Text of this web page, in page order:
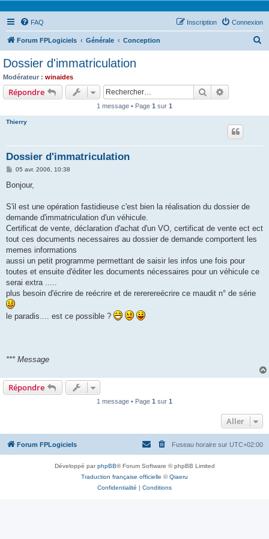
FAQ Connexion
Inscription
Forum FPLogiciels Générale Conception
Dossier d'immatriculation
Modérateur : winaides
Répondre Rechercher
1 message • Page 1 sur 1
Thierry
Dossier d'immatriculation
M
s
g
05 avr. 2006, 10:38
Bonjour,
S'il est une opération fastidieuse c'est bien la réalisation du dossier de
demande d'immatriculation d'un véhicule.
Certificat de vente, déclaration d'achat d'un VO, certificat de vente ect ect
tout ces documents necessaires au dossier de demande comportent les
memes informations
aussi un petit programme permettant de saisir les infos une fois pour
toutes et ensuite d'éditer les documents nécessaires pour un véhicule ce
serai extra .....
plus besoin d'écrire de reécrire et de rererereécrire ce maudit n° de série
le paradis.... est ce possible ?
*** Message
Répondre
1 message • Page 1 sur 1
Aller
Forum FPLogiciels Fuseau horaire sur UTC+02:00
Développé parphpBB® Forum Software © phpBB Limited
Traduction française officielle ©Qiaeru
Confidentialité | Conditions